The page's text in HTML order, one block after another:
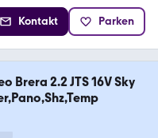
Kontakt Parken
Brera 2.2 JTS 16V Sky